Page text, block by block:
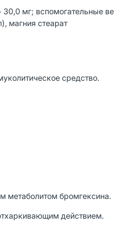
мг; вспомогательные
магния стеарат
средство.
метаболитом бромгексина.
действием.